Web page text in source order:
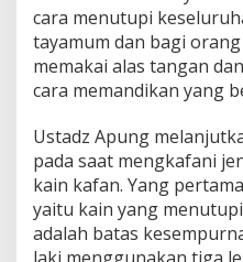
cara menutupi
tayamum dan bagi
memakai alas tangan
cara memandikan yang
Ustadz Apung
pada saat mengkafani
kain kafan. Yang
yaitu kain yang
adalah batas